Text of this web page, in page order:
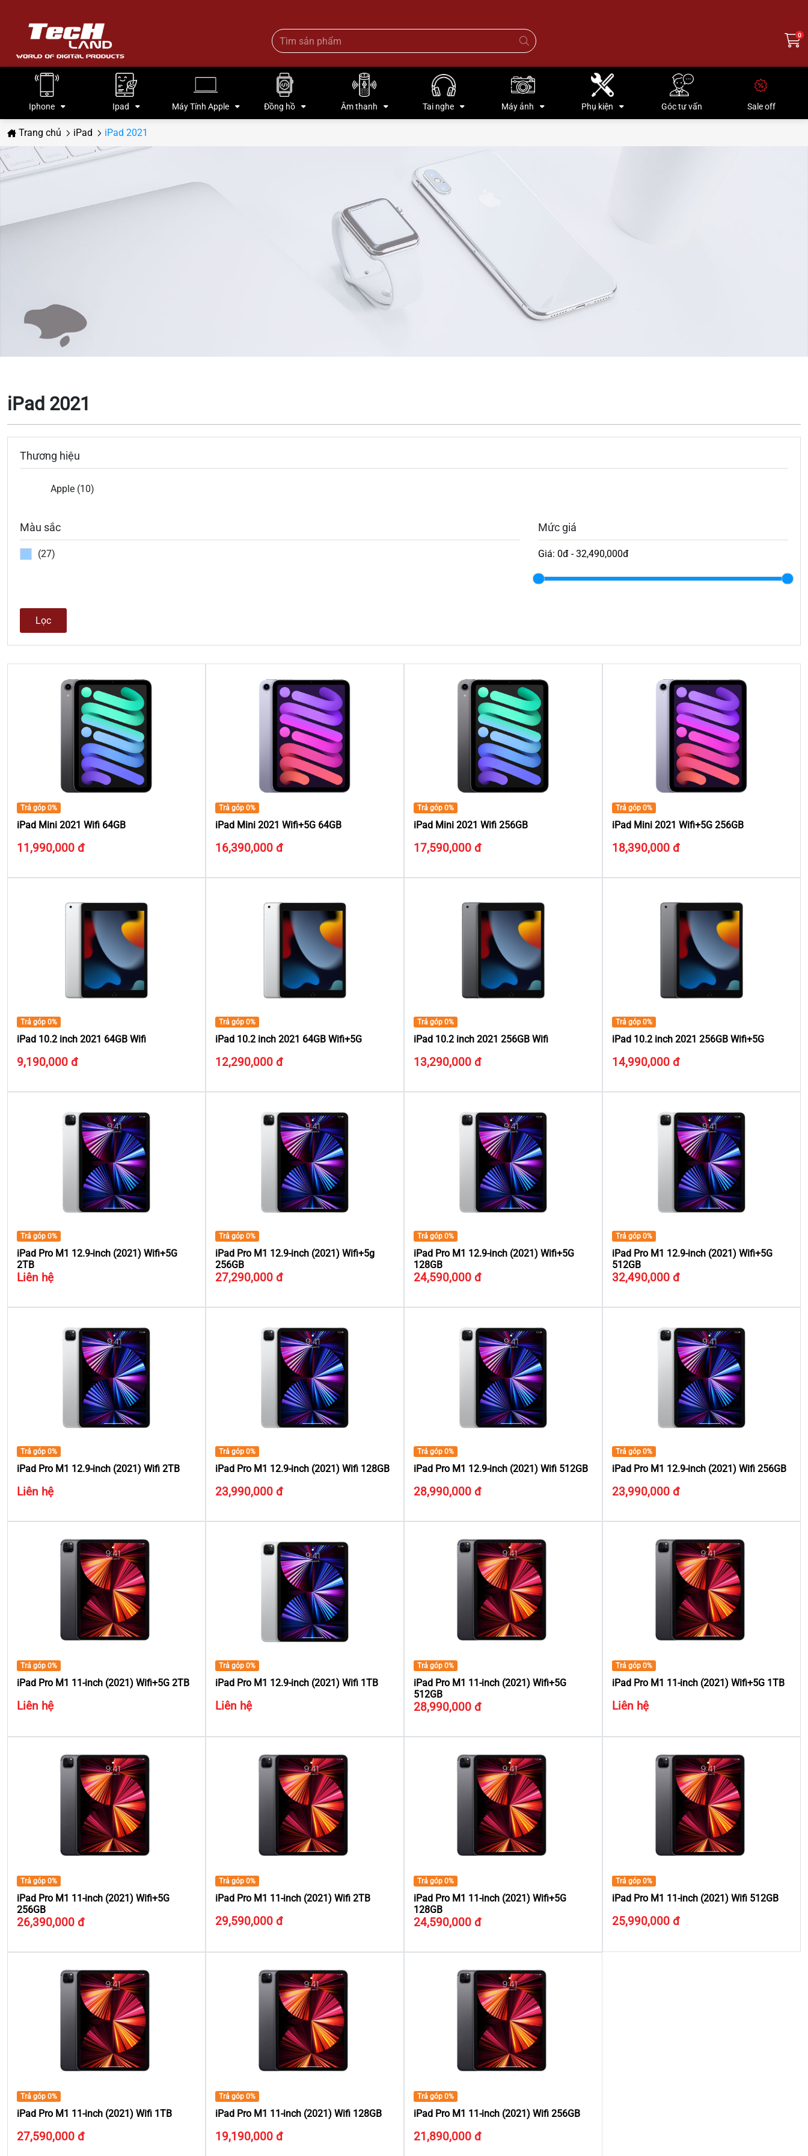
0
Iphone Ipad Máy Tính Apple Đồng hồ Âm thanh Tai nghe Máy ảnh Phụ kiện Góc tư vấn Sale off
Trang chủ iPad iPad 2021
iPad 2021
Thương hiệu
Apple (10)
Màu sắc
(27)
Mức giá
Lọc
Trả góp 0%
iPad Mini 2021 Wifi 64GB
11,990,000 đ
Trả góp 0%
iPad Mini 2021 Wifi+5G 64GB
16,390,000 đ
Trả góp 0%
iPad Mini 2021 Wifi 256GB
17,590,000 đ
Trả góp 0%
iPad Mini 2021 Wifi+5G 256GB
18,390,000 đ
Trả góp 0%
iPad 10.2 inch 2021 64GB Wifi
9,190,000 đ
Trả góp 0%
iPad 10.2 inch 2021 64GB Wifi+5G
12,290,000 đ
Trả góp 0%
iPad 10.2 inch 2021 256GB Wifi
13,290,000 đ
Trả góp 0%
iPad 10.2 inch 2021 256GB Wifi+5G
14,990,000 đ
Trả góp 0%
iPad Pro M1 12.9-inch (2021) Wifi+5G
2TB
Liên hệ
Trả góp 0%
iPad Pro M1 12.9-inch (2021) Wifi+5g
256GB
27,290,000 đ
Trả góp 0%
iPad Pro M1 12.9-inch (2021) Wifi+5G
128GB
24,590,000 đ
Trả góp 0%
iPad Pro M1 12.9-inch (2021) Wifi+5G
512GB
32,490,000 đ
Trả góp 0%
iPad Pro M1 12.9-inch (2021) Wifi 2TB
Liên hệ
Trả góp 0%
iPad Pro M1 12.9-inch (2021) Wifi 128GB
23,990,000 đ
Trả góp 0%
iPad Pro M1 12.9-inch (2021) Wifi 512GB
28,990,000 đ
Trả góp 0%
iPad Pro M1 12.9-inch (2021) Wifi 256GB
23,990,000 đ
Trả góp 0%
iPad Pro M1 11-inch (2021) Wifi+5G 2TB
Liên hệ
Trả góp 0%
iPad Pro M1 12.9-inch (2021) Wifi 1TB
Liên hệ
Trả góp 0%
iPad Pro M1 11-inch (2021) Wifi+5G
512GB
28,990,000 đ
Trả góp 0%
iPad Pro M1 11-inch (2021) Wifi+5G 1TB
Liên hệ
Trả góp 0%
iPad Pro M1 11-inch (2021) Wifi+5G
256GB
26,390,000 đ
Trả góp 0%
iPad Pro M1 11-inch (2021) Wifi 2TB
29,590,000 đ
Trả góp 0%
iPad Pro M1 11-inch (2021) Wifi+5G
128GB
24,590,000 đ
Trả góp 0%
iPad Pro M1 11-inch (2021) Wifi 512GB
25,990,000 đ
Trả góp 0%
iPad Pro M1 11-inch (2021) Wifi 1TB
27,590,000 đ
Trả góp 0%
iPad Pro M1 11-inch (2021) Wifi 128GB
19,190,000 đ
Trả góp 0%
iPad Pro M1 11-inch (2021) Wifi 256GB
21,890,000 đ